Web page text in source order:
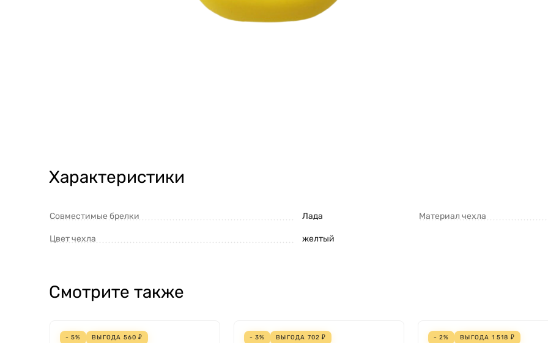
Характеристики
Совместимые брелки Лада
Цвет чехла желтый
Материал чехла
Смотрите также
- 5% ВЫГОДА 560 ₽ - 3% ВЫГОДА 702 ₽ - 2% ВЫГОДА 1 518 ₽